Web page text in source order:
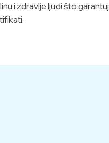
i zdravlje ljudi,što